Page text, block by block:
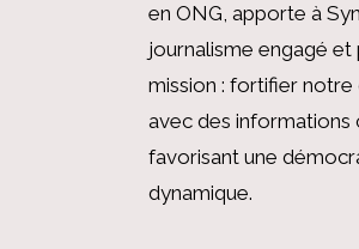
en ONG, apporte à
journalisme engagé et
mission : fortifier
avec des informations
favorisant une
dynamique.